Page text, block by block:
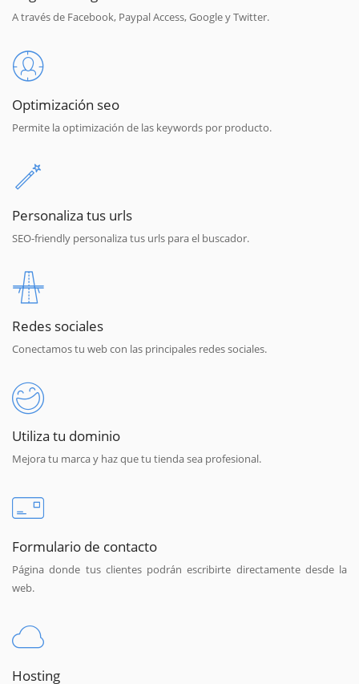
A través de Facebook, Paypal Access, Google y Twitter.
Optimización seo
Permite la optimización de las keywords por producto.
Personaliza tus urls
SEO-friendly personaliza tus urls para el buscador.
Redes sociales
Conectamos tu web con las principales redes sociales.
Utiliza tu dominio
Mejora tu marca y haz que tu tienda sea profesional.
Formulario de contacto
Página donde tus clientes podrán escribirte directamente desde la
web.
Hosting